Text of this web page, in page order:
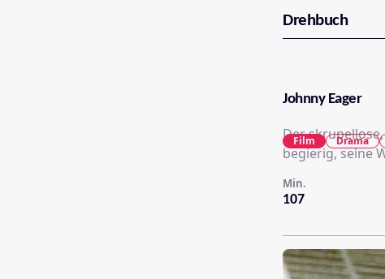
Drehbuch
Johnny Eager
Der
begierig, seine
107
Min.
Film Drama